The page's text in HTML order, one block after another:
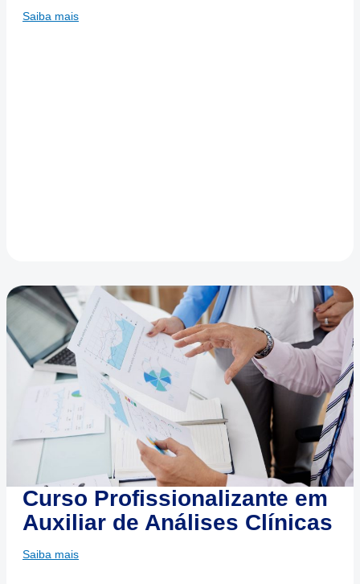
Saiba mais
Curso Profissionalizante em
Auxiliar de Análises Clínicas
Saiba mais